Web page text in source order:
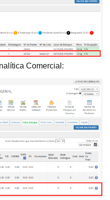
Comercial: